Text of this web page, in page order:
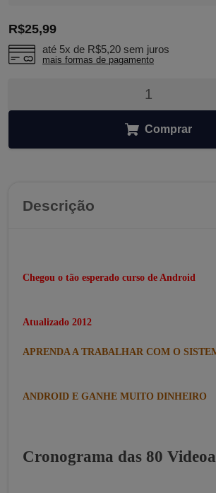
R$25,99
até 5x de R$5,20 sem juros
mais formas de pagamento
Comprar
Descrição
Chegou o tão esperado curso de Android
Atualizado 2012
APRENDA A TRABALHAR COM O
ANDROID E GANHE MUITO DINHEIRO
Cronograma das 80